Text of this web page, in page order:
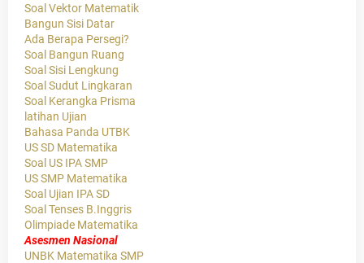
Soal Vektor Matematik
Bangun Sisi Datar
Ada Berapa Persegi?
Soal Bangun Ruang
Soal Sisi Lengkung
Soal Sudut Lingkaran
Soal Kerangka Prisma
latihan Ujian
Bahasa Panda UTBK
US SD Matematika
Soal US IPA SMP
US SMP Matematika
Soal Ujian IPA SD
Soal Tenses B.Inggris
Olimpiade Matematika
Asesmen Nasional
UNBK Matematika SMP